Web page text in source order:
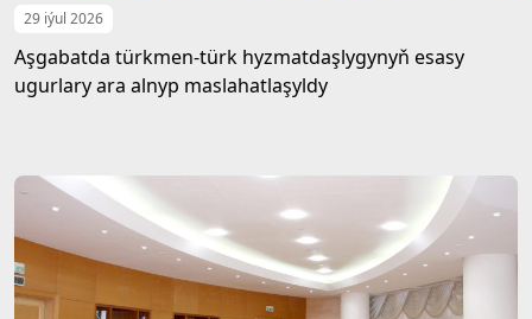
29 iýul 2026
Aşgabatda türkmen-türk hyzmatdaşlygynyň esasy
ugurlary ara alnyp maslahatlaşyldy